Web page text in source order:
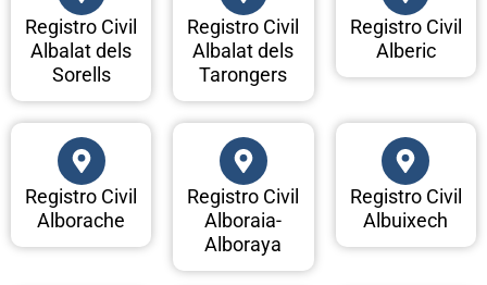
Registro Civil
Albalat dels
Sorells
Registro Civil
Albalat dels
Tarongers
Registro Civil
Alberic
Registro Civil
Alborache
Registro Civil
Alboraia-
Alboraya
Registro Civil
Albuixech